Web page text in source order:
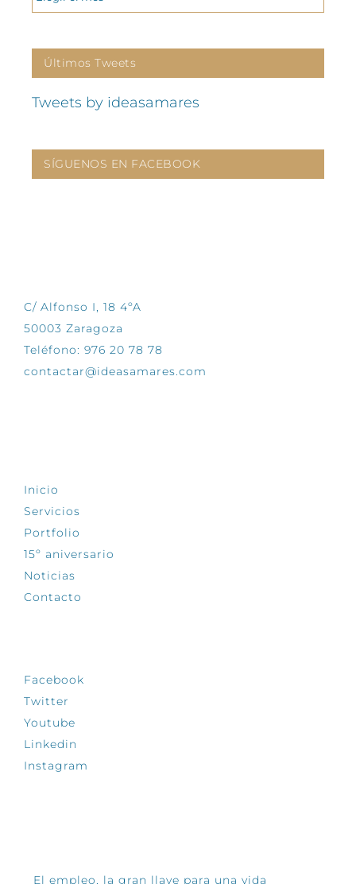
Últimos Tweets
Tweets by ideasamares
SÍGUENOS EN FACEBOOK
C/ Alfonso I, 18 4ºA
50003 Zaragoza
Teléfono: 976 20 78 78
contactar@ideasamares.com
Inicio
Servicios
Portfolio
15º aniversario
Noticias
Contacto
Facebook
Twitter
Youtube
Linkedin
Instagram
El empleo, la gran llave para una vida